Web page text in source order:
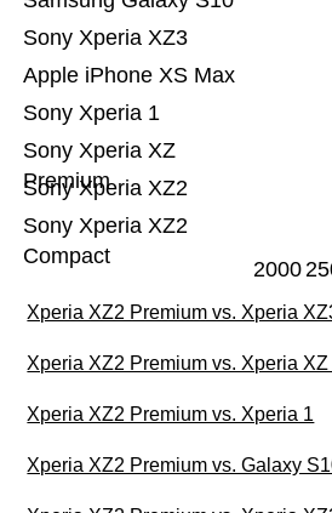
Sony Xperia XZ2
Compact
Sony Xperia XZ2
Sony Xperia XZ
Premium
Sony Xperia 1
Apple iPhone XS Max
Sony Xperia XZ3
2000
Xperia XZ2 Premium vs. Xperia
Xperia XZ2 Premium vs. Xperia
Xperia XZ2 Premium vs. Xperia 1
Xperia XZ2 Premium vs. Galaxy